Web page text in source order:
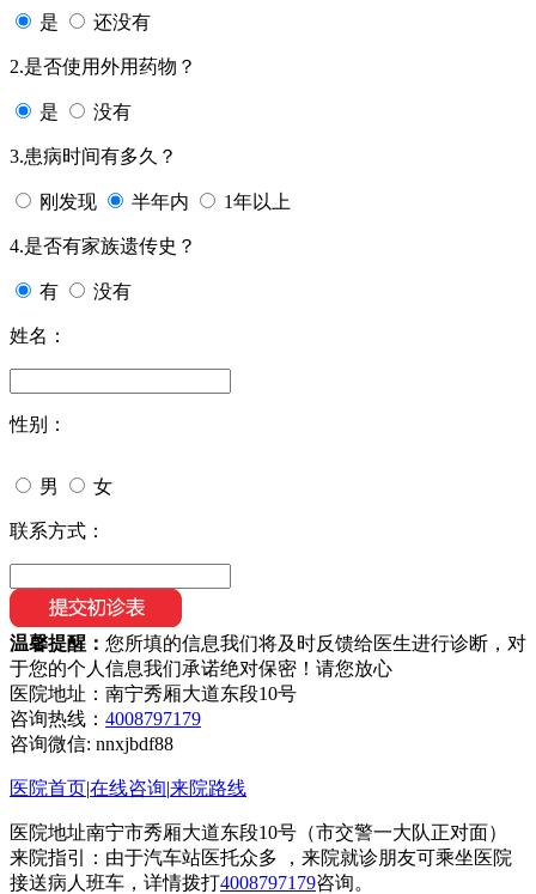
是 还没有
2.是否使用外用药物？
是 没有
3.患病时间有多久？
刚发现 半年内 1年以上
4.是否有家族遗传史？
有 没有
姓名：
性别：
男 女
联系方式：
温馨提醒： 您所填的信息我们将及时反馈给医生进行诊断，对
于您的个人信息我们承诺绝对保密！请您放心
医院地址：南宁秀厢大道东段10号
咨询热线： 4008797179
咨询微信: nnxjbdf88
医院首页|在线咨询|来院路线
医院地址南宁市秀厢大道东段10号（市交警一大队正对面）
来院指引：由于汽车站医托众多 ，来院就诊朋友可乘坐医院
接送病人班车，详情拨打4008797179咨询。